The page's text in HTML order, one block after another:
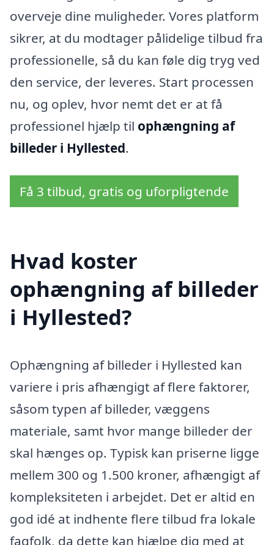
overveje dine muligheder. Vores platform
sikrer, at du modtager pålidelige tilbud fra
professionelle, så du kan føle dig tryg ved
den service, der leveres. Start processen
nu, og oplev, hvor nemt det er at få
professionel hjælp til ophængning af
billeder i Hyllested.
Få 3 tilbud, gratis og uforpligtende
Hvad koster
ophængning af billeder
i Hyllested?
Ophængning af billeder i Hyllested kan
variere i pris afhængigt af flere faktorer,
såsom typen af billeder, væggens
materiale, samt hvor mange billeder der
skal hænges op. Typisk kan priserne ligge
mellem 300 og 1.500 kroner, afhængigt af
kompleksiteten i arbejdet. Det er altid en
god idé at indhente flere tilbud fra lokale
fagfolk, da dette kan hjælpe dig med at